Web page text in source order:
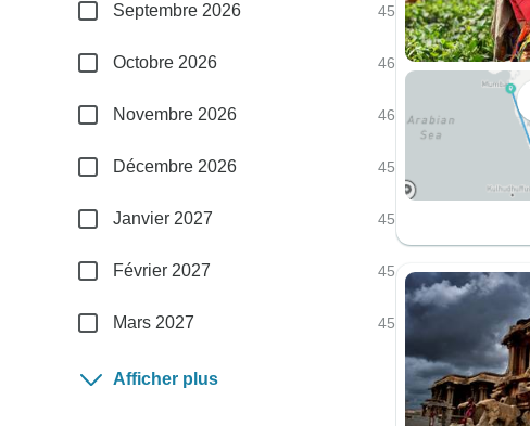
Septembre 2026 45
Octobre 2026 46
Novembre 2026 46
Décembre 2026 45
Janvier 2027 45
Février 2027 45
Mars 2027 45
Afficher plus